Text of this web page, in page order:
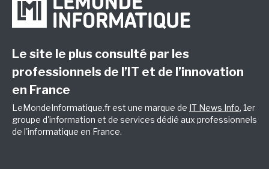
Le site le plus consulté par les
professionnels de l’IT et de l’innovation
en France
LeMondeInformatique.fr est une marque de IT News Info, 1er
groupe d'information et de services dédié aux professionnels
de l'informatique en France.